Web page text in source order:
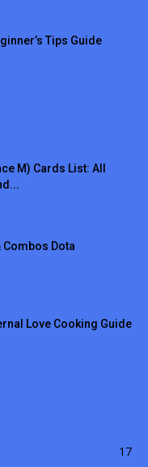
Tips Guide
M) Cards List: All
Combos Dota
Love Cooking Guide
17